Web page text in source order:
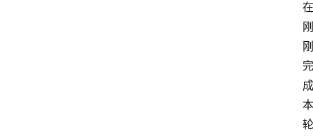
在
刚
刚
完
成
本
轮